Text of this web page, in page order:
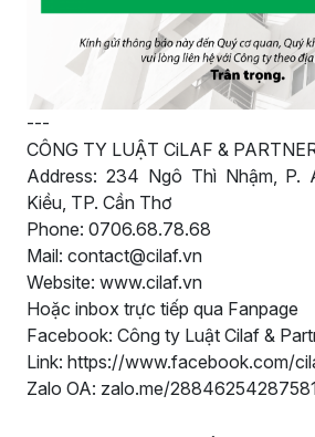
---
CÔNG TY LUẬT CiLAF &
Address: 234 Ngô Thì Nhậm, P.
Kiều, TP. Cần Thơ
Phone: 0706.68.78.68
Mail: contact@cilaf.vn
Website: www.cilaf.vn
Hoặc inbox trực tiếp qua Fanpage
Facebook: Công ty Luật Cilaf &
Link: https://www.facebook.com/
Zalo OA: zalo.me/